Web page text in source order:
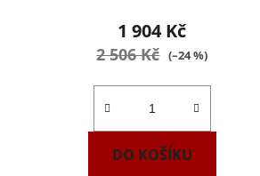
1 904 Kč
2 506 Kč (–24 %)
DO KOŠÍKU